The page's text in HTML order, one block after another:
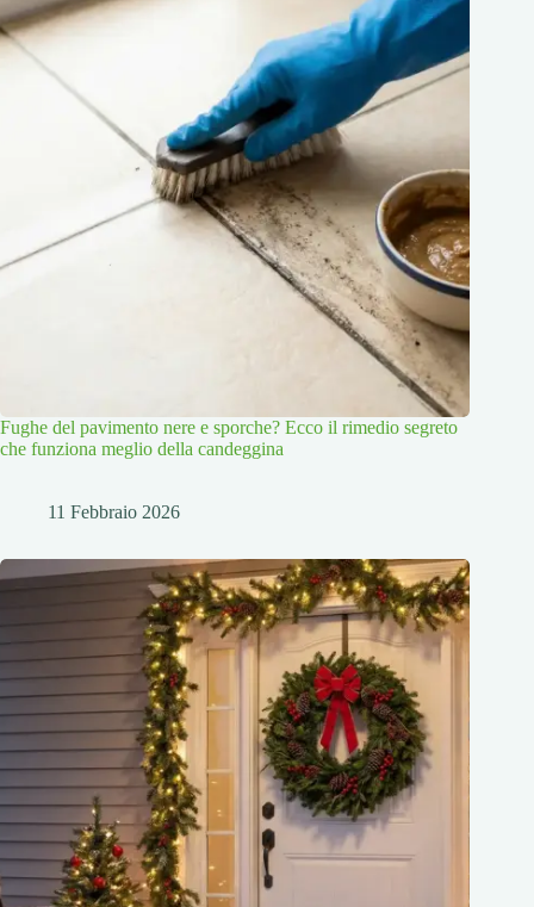
Fughe del pavimento nere e sporche? Ecco il rimedio segreto
che funziona meglio della candeggina
11 Febbraio 2026